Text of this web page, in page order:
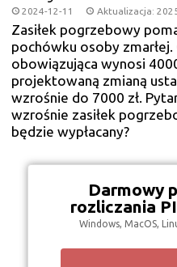
2024-12-11 Aktualizacja:
Zasiłek pogrzebowy
pochówku osoby
obowiązująca wynosi
projektowaną zmianą
wzrośnie do 7000 zł.
wzrośnie zasiłek
będzie wypłacany?
Darmowy
rozliczania
Windows, MacOS,